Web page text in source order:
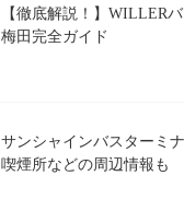
【徹底解説！】WILLER
梅田完全ガイド
サンシャインバスターミ
喫煙所などの周辺情報も